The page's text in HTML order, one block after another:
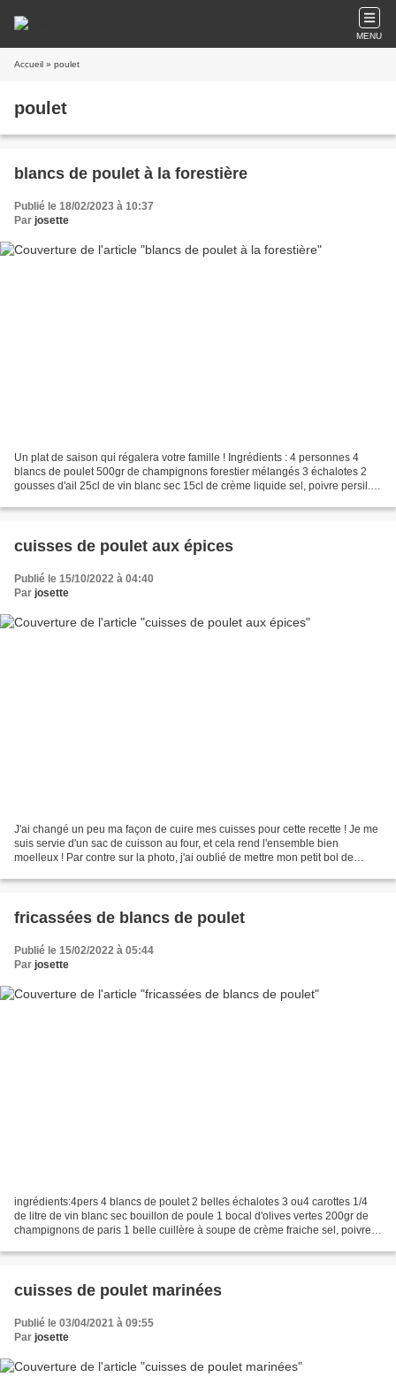
MENU
Accueil » poulet
poulet
blancs de poulet à la forestière
Publié le 18/02/2023 à 10:37
Par josette
Un plat de saison qui régalera votre famille ! Ingrédients : 4 personnes 4
blancs de poulet 500gr de champignons forestier mélangés 3 échalotes 2
gousses d'ail 25cl de vin blanc sec 15cl de crème liquide sel, poivre persil.
cuisses de poulet aux épices
Publié le 15/10/2022 à 04:40
Par josette
J'ai changé un peu ma façon de cuire mes cuisses pour cette recette ! Je me
suis servie d'un sac de cuisson au four, et cela rend l'ensemble bien
moelleux ! Par contre sur la photo, j'ai oublié de mettre mon petit bol de
fricassées de blancs de poulet
Publié le 15/02/2022 à 05:44
Par josette
ingrédients:4pers 4 blancs de poulet 2 belles échalotes 3 ou4 carottes 1/4
de litre de vin blanc sec bouillon de poule 1 bocal d'olives vertes 200gr de
champignons de paris 1 belle cuillère à soupe de crème fraiche sel, poivre 1
cuisses de poulet marinées
Publié le 03/04/2021 à 09:55
Par josette